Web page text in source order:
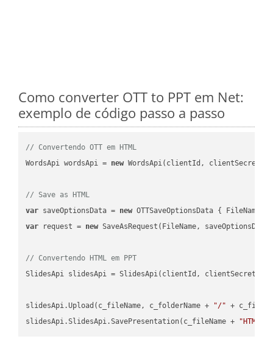
Como converter OTT to PPT em Net:
exemplo de código passo a passo
// Convertendo OTT em HTML
WordsApi wordsApi = new WordsApi(clientId, clientSecret);
// Save as HTML
var saveOptionsData = new OTTSaveOptionsData { FileName =
var request = new SaveAsRequest(FileName,
// Convertendo HTML em PPT
SlidesApi slidesApi = SlidesApi(clientId, clientSecret);
slidesApi.Upload(c_fileName, c_folderName + "/" +
slidesApi.SlidesApi.SavePresentation(c_fileName +
"HTML"